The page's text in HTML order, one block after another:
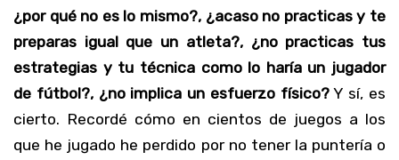
¿por qué no es lo mismo?, ¿acaso no practicas y te
preparas igual que un atleta?, ¿no practicas tus
estrategias y tu técnica como lo haría un jugador
de fútbol?, ¿no implica un esfuerzo físico?Y sí, es
cierto. Recordé cómo en cientos de juegos a los
que he jugado he perdido por no tener la puntería o